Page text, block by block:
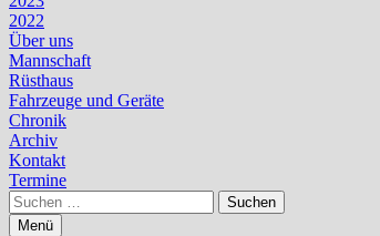
2022
Über uns
Mannschaft
Rüsthaus
Fahrzeuge und Geräte
Chronik
Archiv
Kontakt
Termine
Suchen
nach:
Menü